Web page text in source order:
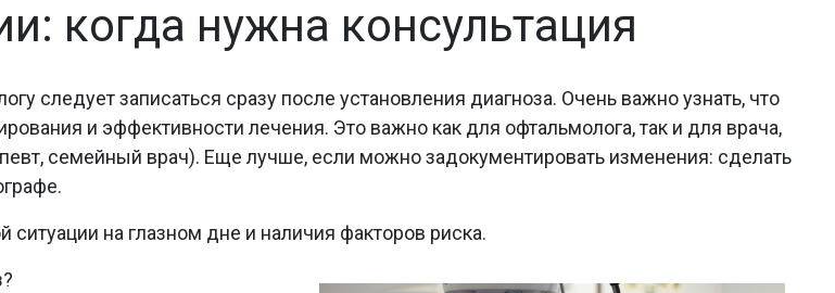
когда нужна консультация
следует записаться сразу после установления диагноза. Очень важно узнать, что
и эффективности лечения. Это важно как для офтальмолога, так и для врача,
семейный врач). Еще лучше, если можно задокументировать изменения: сделать
на глазном дне и наличия факторов риска.